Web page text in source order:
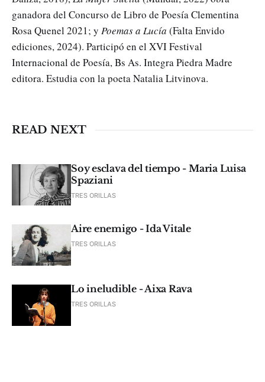
ganadora del Concurso de Libro de Poesía Clementina
Rosa Quenel 2021; y Poemas a Lucía (Falta Envido
ediciones, 2024). Participó en el XVI Festival
Internacional de Poesía, Bs As. Integra Piedra Madre
editora. Estudia con la poeta Natalia Litvinova.
READ NEXT
Soy esclava del tiempo - Maria Luisa
Spaziani
TRES ORILLAS
Aire enemigo - Ida Vitale
TRES ORILLAS
Lo ineludible - Aixa Rava
TRES ORILLAS